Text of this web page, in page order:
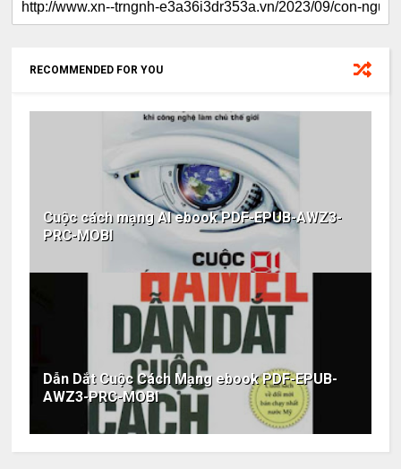
RECOMMENDED FOR YOU
Cuộc cách mạng AI ebook PDF-EPUB-AWZ3-
PRC-MOBI
Dẫn Dắt Cuộc Cách Mạng ebook PDF-EPUB-
AWZ3-PRC-MOBI